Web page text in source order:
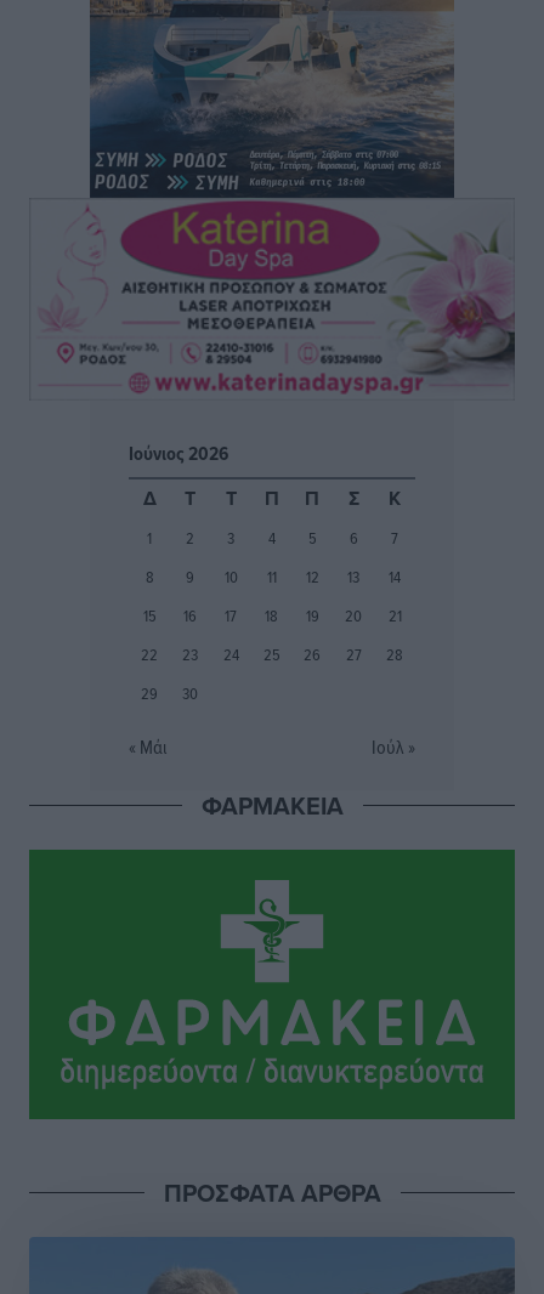
Μαρία Εκμεκτσίογλου: Η πίστη μου είναι το
μεγαλύτερο στήριγμα μου – Το προσκύνημα στην ιερά
Μονή Πανορμίτη
πριν 4 ώρες
Ακαθάριστα οικόπεδα: Τι γίνεται όταν ο ιδιοκτήτης
δεν τα καθαρίσει – Πώς κινούνται δήμοι και ΠΣ,
ποιος πληρώνει τον λογαριασμό
Τοπικές Ειδήσεις• πριν 4 ώρες
Πού κινούνται οι κρατήσεις last minute σε Ελλάδα
από Γερμανούς
Τοπικές Ειδήσεις πριν 4 ώρες
Το νέο Ειδικό Χωροταξικό για τον Τουρισμό
Γιάννης Βασιλάκης: «Η Πρωτοβάθμια Φροντίδα
τις δομές, δεν τις αποδυναμώνουμε»
πριν 5 ώρες
Μιχάλης Χουρδάκης: «Η χώρα χρειάζεται μια
αξιόπιστη εναλλακτική κυβερνητική πρόταση»
Συνεντεύξεις• πριν 5 ώρες
καρδιά της ζωής της Εκκλησίας»
Ιούνιος 2026
Δ
Τ Τ Π Π Σ Κ
1 2 3 4 5 6
7
8
9 10 11 12 13
14
15
16 17 18 19 20
21
22
23 24 25 26 27
28
29
30
« Μάι Ιούλ »
ΦΑΡΜΑΚΕΙΑ
ΠΡΟΣΦΑΤΑ ΑΡΘΡΑ